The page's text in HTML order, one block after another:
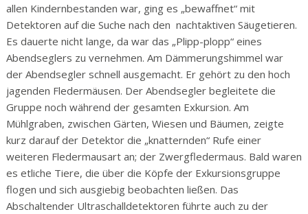
allen Kindernbestanden war, ging es „bewaffnet“ mit
Detektoren auf die Suche nach den nachtaktiven Säugetieren.
Es dauerte nicht lange, da war das „Plipp-plopp“ eines
Abendseglers zu vernehmen. Am Dämmerungshimmel war
der Abendseglerschnell ausgemacht. Er gehört zu den hoch
jagenden Fledermäusen. Der Abendsegler begleitete die
Gruppe noch während der gesamten Exkursion. Am
Mühlgraben, zwischen Gärten, Wiesen und Bäumen, zeigte
kurz darauf der Detektor die „knatternden“ Rufe einer
weiteren Fledermausart an; der Zwergfledermaus. Bald waren
es etliche Tiere, die über die Köpfe der Exkursionsgruppe
flogen und sich ausgiebig beobachten ließen. Das
Abschaltender Ultraschalldetektoren führte auch zu der